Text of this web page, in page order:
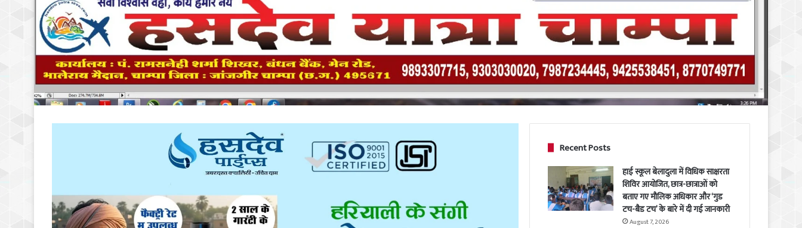
Recent Posts
हाई स्कूल बेलादुला में विधिक साक्षरता
शिविर आयोजित, छात्र-छात्राओं को
बताए गए मौलिक अधिकार और ‘गुड
टच-बैड टच’ के बारे में दी गई जानकारी
August 7, 2026